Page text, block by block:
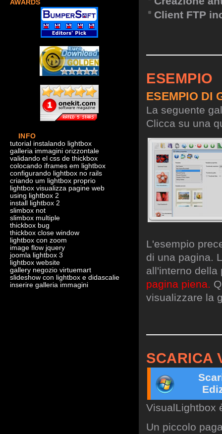
AWARDS
INFO
tutorial instalando lightbox
galleria immagini orizzontale
validando el css de thickbox
colocando iframes em lightbox
configurando lightbox no rails
criando um lightbox proprio
lightbox visualizza pagine web
using lightbox 2
install lightbox 2
slimbox not
slimbox multiple
thickbox bug
thickbox close window
lightbox con zoom
image flow jquery
joomla lightbox 3
lightbox website
gallery negozio virtuemart
slideshow con lightbox e didascalie
inserire galleria immagini
Client FTP
ESEMPIO
ESEMPIO DI
La seguente
Clicca su una
L'esempio
di una pagina.
all'interno
pagina piena.
visualizzare la
SCARICA
VisualLightbox
Un piccolo